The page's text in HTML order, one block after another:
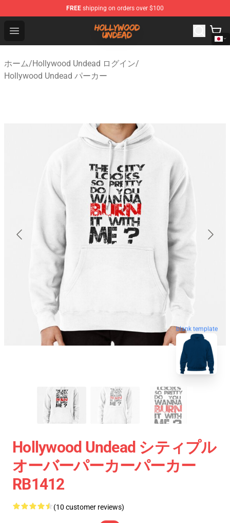
FREE shipping on orders over $100
Open menu
Hollywood Undead Shop - Official Hollywood Undead
ホーム/Hollywood Undead ログイン/
Hollywood Undead パーカー
blank template
Hollywood Undead シティプル
オーバーパーカーパーカー
RB1412
(10 customer reviews)